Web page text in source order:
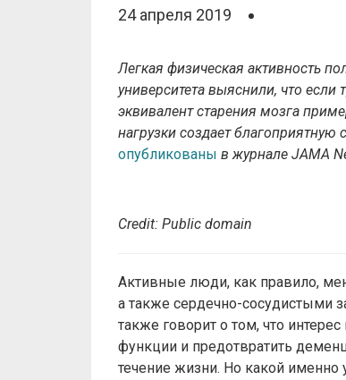
24 апреля 2019
Легкая физическая активность
университета выяснили, что
эквивалент старения мозга
нагрузки создает
опубликованы в журнале JAMA
Credit: Public domain
Активные люди, как правило,
а также сердечно-сосудистыми
также говорит о том, что
функции и предотвратить
течение жизни. Но какой